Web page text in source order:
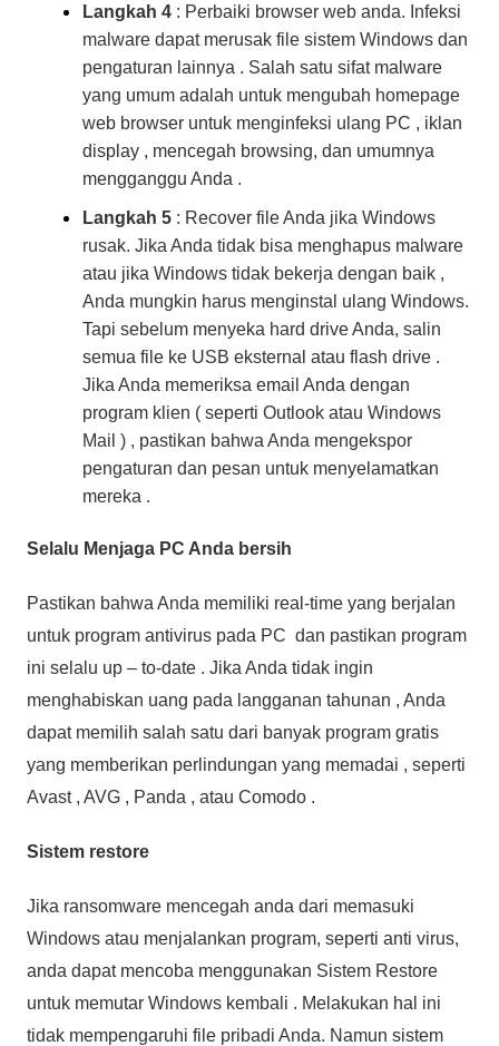
Langkah 4: Perbaiki browser web anda. Infeksi
malware dapat merusak file sistem Windows dan
pengaturan lainnya . Salah satu sifat malware
yang umum adalah untuk mengubah homepage
web browser untuk menginfeksi ulang PC , iklan
display , mencegah browsing, dan umumnya
mengganggu Anda .
Langkah 5: Recover file Anda jika Windows
rusak. Jika Anda tidak bisa menghapus malware
atau jika Windows tidak bekerja dengan baik ,
Anda mungkin harus menginstal ulang Windows.
Tapi sebelum menyeka hard drive Anda, salin
semua file ke USB eksternal atau flash drive .
Jika Anda memeriksa email Anda dengan
program klien ( seperti Outlook atau Windows
Mail ) , pastikan bahwa Anda mengekspor
pengaturan dan pesan untuk menyelamatkan
mereka .
Selalu Menjaga PC Anda bersih
Pastikan bahwa Anda memiliki real-time yang berjalan
untuk program antivirus pada PC dan pastikan program
ini selalu up – to-date . Jika Anda tidak ingin
menghabiskan uang pada langganan tahunan , Anda
dapat memilih salah satu dari banyak program gratis
yang memberikan perlindungan yang memadai , seperti
Avast , AVG , Panda , atau Comodo .
Sistem restore
Jika ransomware mencegah anda dari memasuki
Windows atau menjalankan program, seperti anti virus,
anda dapat mencoba menggunakan Sistem Restore
untuk memutar Windows kembali . Melakukan hal ini
tidak mempengaruhi file pribadi Anda. Namun sistem